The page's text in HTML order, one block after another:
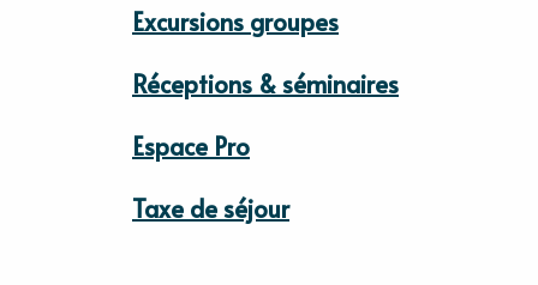
Excursions groupes
Réceptions & séminaires
Espace Pro
Taxe de séjour